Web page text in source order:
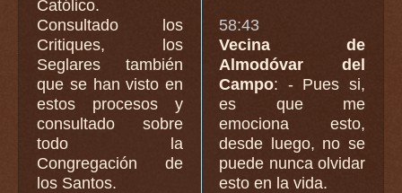
Católico.
Consultado los
Critiques, los
Seglares también
que se han visto en
estos procesos y
consultado sobre
todo la
Congregación de
los Santos.
58:43
Vecina de
Almodóvar del
Campo: - Pues si,
es que me
emociona esto,
desde luego, no se
puede nunca olvidar
esto en la vida.